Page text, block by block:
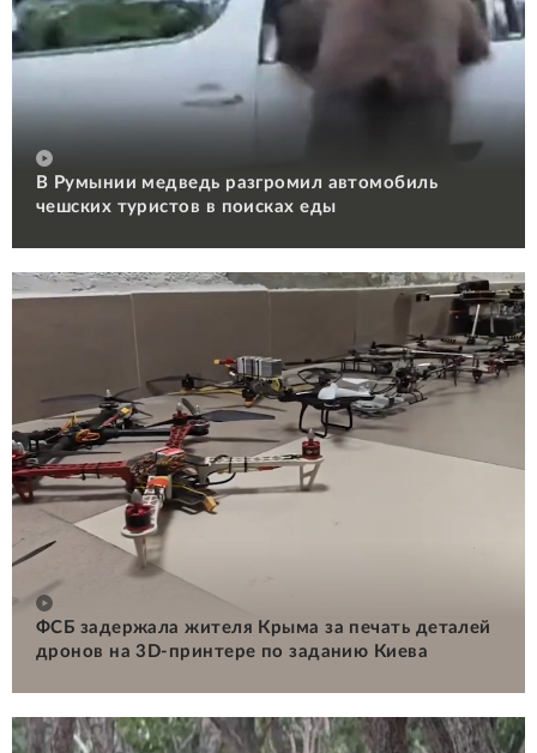
В Румынии медведь разгромил автомобиль
чешских туристов в поисках еды
ФСБ задержала жителя Крыма за печать деталей
дронов на 3D-принтере по заданию Киева